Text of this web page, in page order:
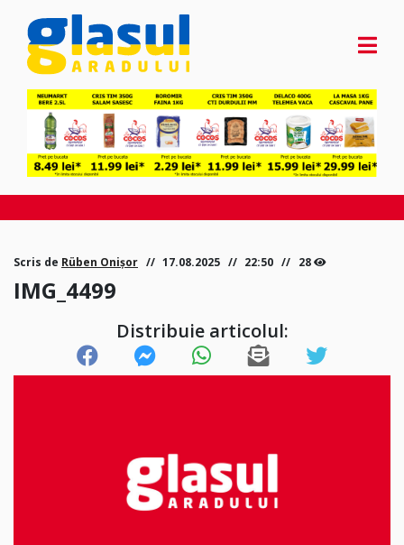
Scris de Rüben Onișor 17.08.2025 22:50 28
IMG_4499
Distribuie articolul: